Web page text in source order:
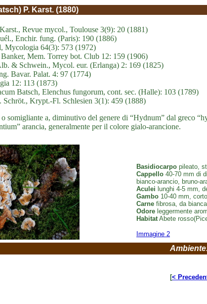
P. Karst. (1880)
Revue mycol., Toulouse 3(9): 20 (1881)
Enchir. fung. (Paris): 190 (1886)
Mycologia 64(3): 573 (1972)
Mem. Torrey bot. Club 12: 159 (1906)
& Schwein., Mycol. eur. (Erlanga) 2: 169 (1825)
Bavar. Palat. 4: 97 (1774)
12: 113 (1873)
Batsch, Elenchus fungorum, cont. sec. (Halle): 103 (1789)
Schröt., Krypt.-Fl. Schlesien 3(1): 459 (1888)
somigliante a, diminutivo del genere di “Hydnum” dal greco
arancia, generalmente per il colore gialo-arancione.
Basidiocarpo pileato,
Cappello 40-70 mm di
bianco-arancio, bruno-
Aculei lunghi 4-5 mm,
Gambo 10-40 mm,
Carne fibrosa, da
Odore leggermente
HabitatAbete
Immagine 2
[<